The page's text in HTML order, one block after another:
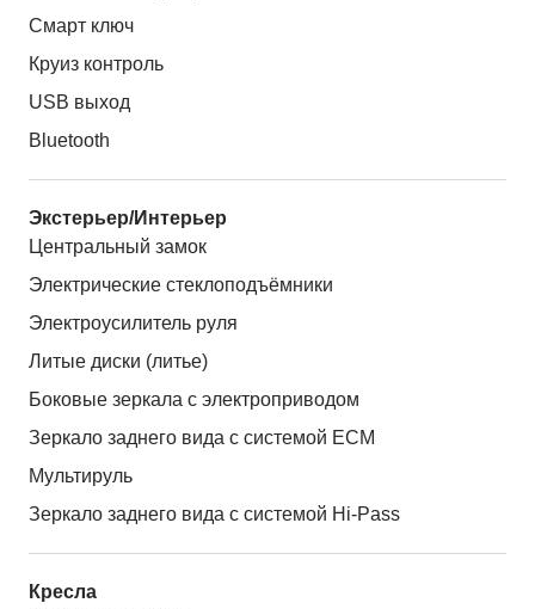
Смарт ключ
Круиз контроль
USB выход
Bluetooth
Экстерьер/Интерьер
Центральный замок
Электрические стеклоподъёмники
Электроусилитель руля
Литые диски (литье)
Боковые зеркала с электроприводом
Зеркало заднего вида с системой ЕСМ
Мультируль
Зеркало заднего вида с системой Hi-Pass
Кресла